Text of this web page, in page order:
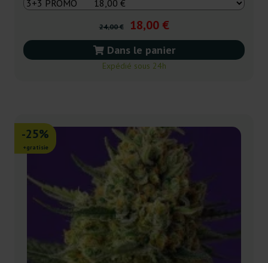
24,00 € 18,00 €
Dans le panier
Expédié sous 24h
-25%
+gratisie